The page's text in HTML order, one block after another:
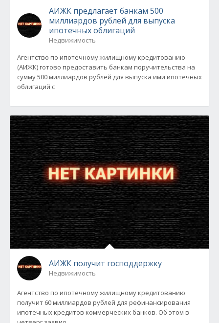
АИЖК предлагает банкам 500
миллиардов рублей для выпуска
ипотечных облигаций
Недвижимость
Агентство по ипотечному жилищному кредитованию
(АИЖК) готово предоставить банкам поручительства на
сумму 500 миллиардов рублей для выпуска ими ипотечных
облигаций с
АИЖК получит господдержку
Недвижимость
Агентство по ипотечному жилищному кредитованию
получит 60 миллиардов рублей для рефинансирования
ипотечных кредитов коммерческих банков. Об этом в